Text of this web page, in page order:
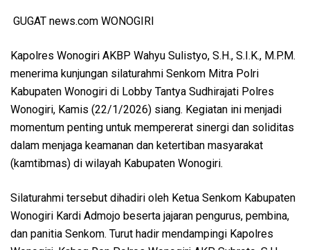
GUGAT news.com WONOGIRI
Kapolres Wonogiri AKBP Wahyu Sulistyo, S.H., S.I.K., M.P.M.
menerima kunjungan silaturahmi Senkom Mitra Polri
Kabupaten Wonogiri di Lobby Tantya Sudhirajati Polres
Wonogiri, Kamis (22/1/2026) siang. Kegiatan ini menjadi
momentum penting untuk mempererat sinergi dan soliditas
dalam menjaga keamanan dan ketertiban masyarakat
(kamtibmas) di wilayah Kabupaten Wonogiri.
Silaturahmi tersebut dihadiri oleh Ketua Senkom Kabupaten
Wonogiri Kardi Admojo beserta jajaran pengurus, pembina,
dan panitia Senkom. Turut hadir mendampingi Kapolres